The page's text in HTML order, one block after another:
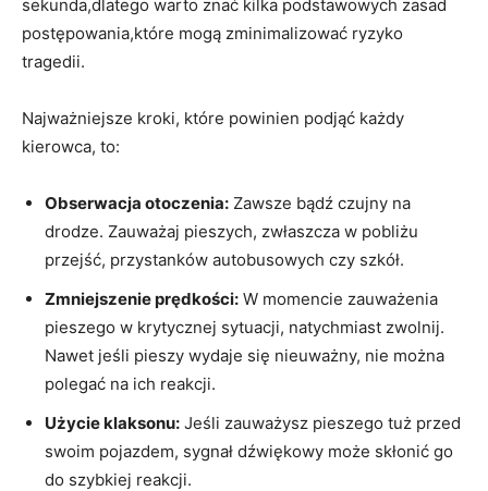
sekunda,dlatego warto znać kilka podstawowych zasad
postępowania,które mogą zminimalizować ryzyko
tragedii.
Najważniejsze kroki, które powinien podjąć każdy
kierowca, to:
Obserwacja otoczenia: Zawsze bądź czujny na
drodze. Zauważaj pieszych, zwłaszcza w pobliżu
przejść, przystanków autobusowych czy szkół.
Zmniejszenie prędkości: W momencie zauważenia
pieszego w krytycznej sytuacji, natychmiast zwolnij.
Nawet jeśli pieszy wydaje się nieuważny, nie można
polegać na ich reakcji.
Użycie klaksonu: Jeśli zauważysz pieszego tuż przed
swoim pojazdem, sygnał dźwiękowy może skłonić go
do szybkiej reakcji.